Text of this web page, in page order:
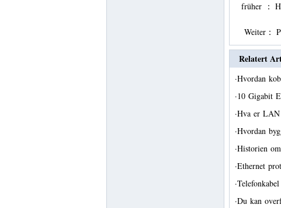
früher ：
Weiter：
Relatert
·Hvordan
·10 Gigabit
·Hva er LAN
·Hvordan
·Historien
·Ethernet
·
·Du kan